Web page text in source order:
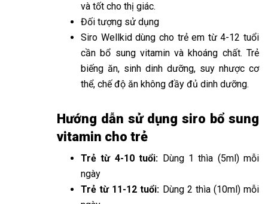
và tốt cho thị giác.
Đối tượng sử dụng
Siro Wellkid dùng cho trẻ em từ 4-12 tuổi
cần bổ sung vitamin và khoáng chất. Trẻ
biếng ăn, sinh dinh dưỡng, suy nhược cơ
thể, chế độ ăn không đầy đủ dinh dưỡng.
Hướng dẫn sử dụng siro bổ sung
vitamin cho trẻ
Trẻ từ 4-10 tuổi: Dùng 1 thìa (5ml) mỗi
ngày
Trẻ từ 11-12 tuổi: Dùng 2 thìa (10ml) mỗi